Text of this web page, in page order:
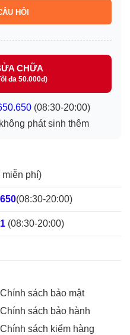
HỎI
CHỮA
đa 50.000đ)
(08:30-20:00)
phát sinh thêm
miễn phí)
(08:30-20:00)
(08:30-20:00)
Chính sách bảo mật
Chính sách bảo hành
Chính sách kiểm hàng